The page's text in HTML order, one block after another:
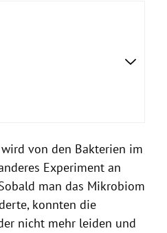
von den Bakterien im
Experiment an
man das Mikrobiom
konnten die
nicht mehr leiden und